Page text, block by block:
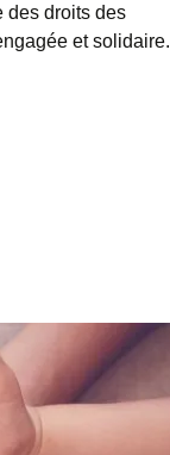
des droits des
et solidaire.